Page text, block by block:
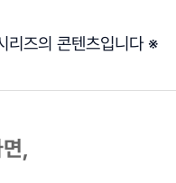
리즈의 콘텐츠입니다 ※
,